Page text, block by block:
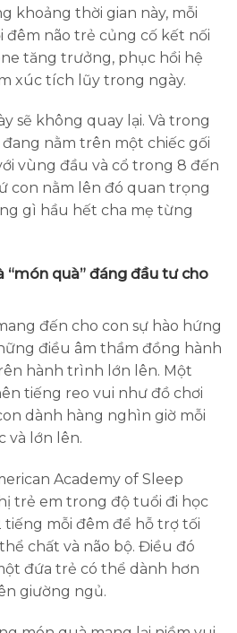
khoảng thời gian này, mỗi
đêm não trẻ củng cố kết nối
tăng trưởng, phục hồi hệ
xúc tích lũy trong ngày.
sẽ không quay lại. Và trong
nằm trên một chiếc gối
vùng đầu và cổ trong 8 đến
con nằm lên đó quan trọng
gì hầu hết cha mẹ từng
“món quà” đáng đầu tư cho
đến cho con sự hào hứng
điều âm thầm đồng hành
hành trình lớn lên. Một
tiếng reo vui như đồ chơi
dành hàng nghìn giờ mỗi
và lớn lên.
Academy of Sleep
trẻ em trong độ tuổi đi học
tiếng mỗi đêm để hỗ trợ tối
chất và não bộ. Điều đó
đứa trẻ có thể dành hơn
giường ngủ.